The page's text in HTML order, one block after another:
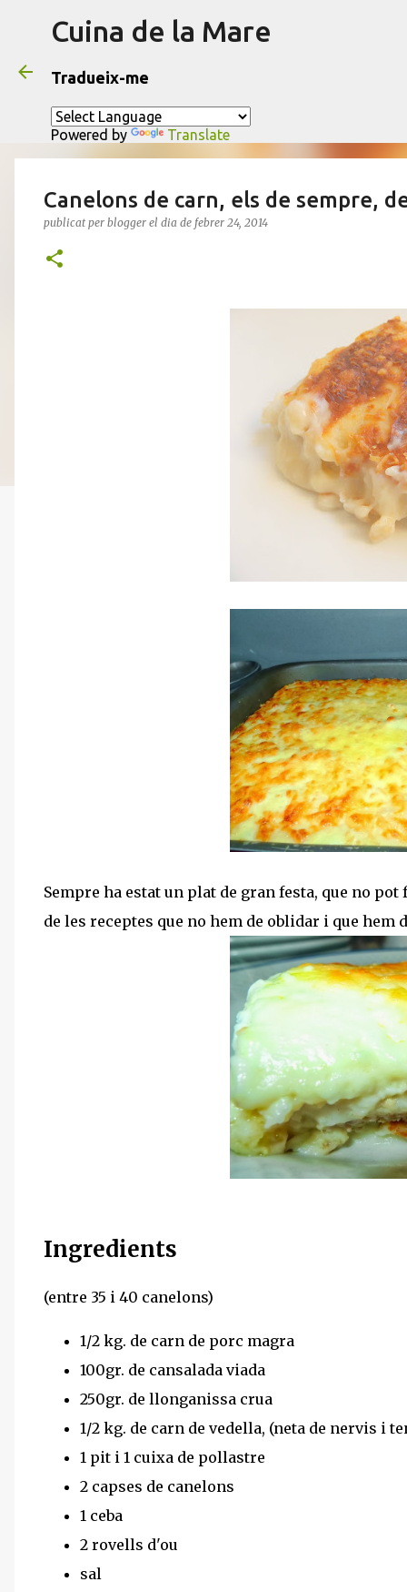
Cuina de la Mare
Tradueix-me
Powered by Translate
Canelons de carn, els de sempre,
publicat per blogger el dia de febrer 24, 2014
Sempre ha estat un plat de gran festa, que no
de les receptes que no hem de oblidar i que hem
Ingredients
(entre 35 i 40 canelons)
1/2 kg. de carn de porc magra
100gr. de cansalada viada
250gr. de llonganissa crua
1/2 kg. de carn de vedella, (neta de nervis i
1 pit i 1 cuixa de pollastre
2 capses de canelons
1 ceba
2 rovells d'ou
sal